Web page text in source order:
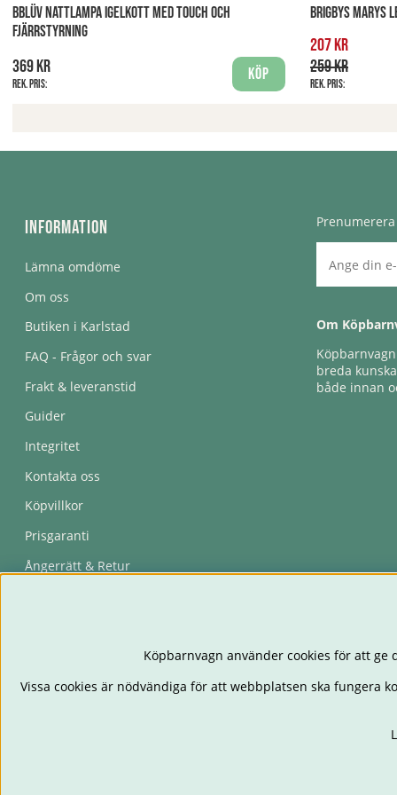
BBLÜV NATTLAMPA IGELKOTT MED TOUCH OCH
FJÄRRSTYRNING
369 kr
Rek. pris:
Köp
BRIGBYS MARYS
207 kr
259 kr
Rek. pris:
Information
Lämna omdöme
Om oss
Butiken i Karlstad
FAQ - Frågor och svar
Frakt & leveranstid
Guider
Integritet
Kontakta oss
Köpvillkor
Prisgaranti
Ångerrätt & Retur
Om
breda
både innan
Köpbarnvagn använder cookies för att
Vissa cookies är nödvändiga för att webbplatsen ska fungera